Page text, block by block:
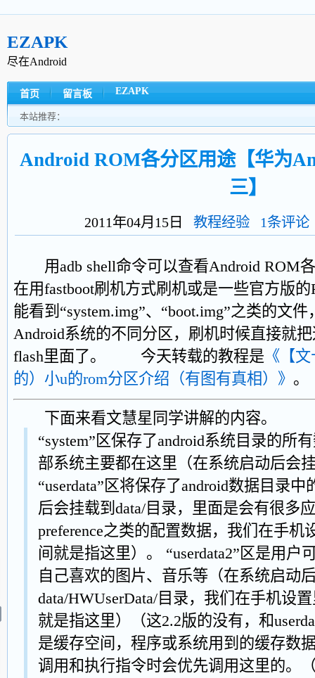
EZAPK
尽在Android
首页 留言板 EZAPK
本站推荐：
Android ROM各分区用途【华为
三】
2011年04月15日 教程经验 1条评论
用adb shell命令可以查看Android ROM
在用fastboot刷机方式刷机或是一些官方版
能看到“system.img”、“boot.img”之类的文
Android系统的不同分区，刷机时候直接就
flash里面了。 今天转载的教程是 《【
的）小u的rom分区介绍（有图有真相）》 。
下面来看文慧星同学讲解的内容。
“system”区保存了android系统目录的所
部系统主要都在这里（在系统启动后会
“userdata”区将保存了android数据目录
后会挂载到data/目录，里面是会有很多
preference之类的配置数据，我们在手机
间就是指这里）。 “userdata2”区是用户
自己喜欢的图片、音乐等（在系统启动
data/HWUserData/目录，我们在手机设
就是指这里）（这2.2版的没有，和
是缓存空间，程序或系统用到的缓存数
调用和执行指令时会优先调用这里的。